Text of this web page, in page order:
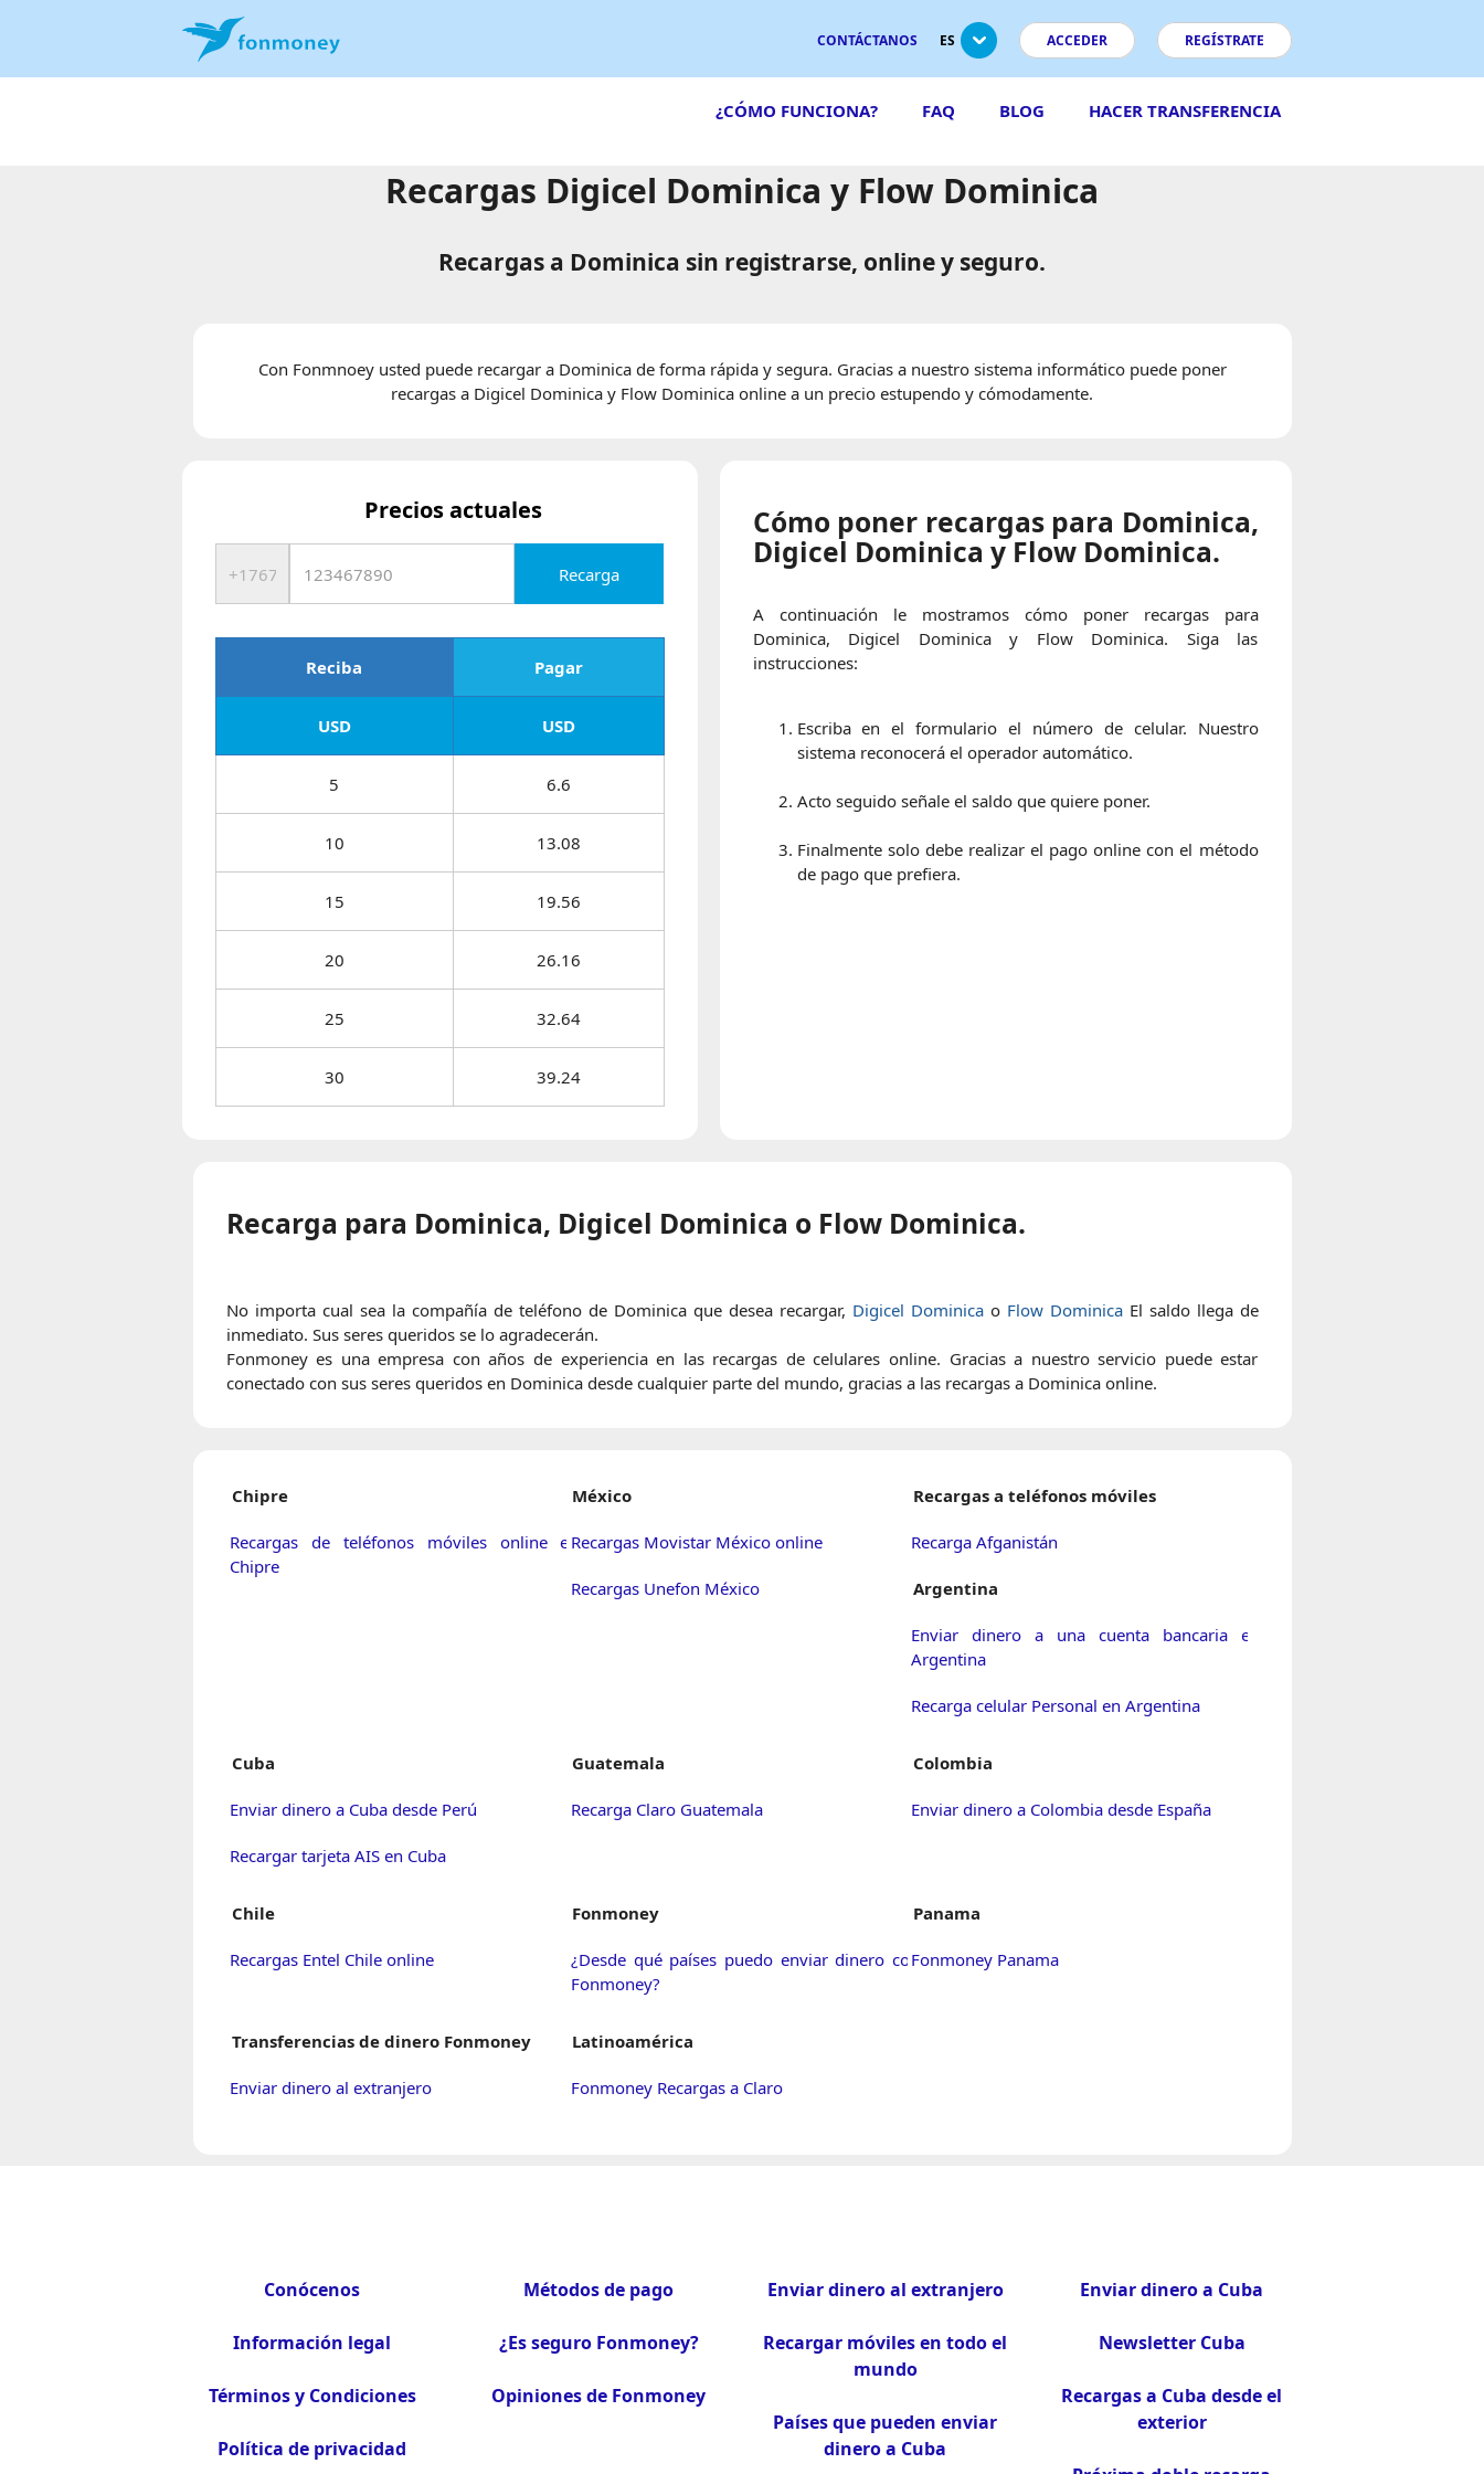
CONTÁCTANOS ES ACCEDER REGÍSTRATE
¿CÓMO FUNCIONA? FAQ BLOG HACER TRANSFERENCIA
Recargas Digicel Dominica y Flow Dominica
Recargas a Dominica sin registrarse, online y seguro.
Con Fonmnoey usted puede recargar a Dominica de forma rápida y segura. Gracias a nuestro sistema informático puede poner
recargas a Digicel Dominica y Flow Dominica online a un precio estupendo y cómodamente.
Precios actuales
Recarga
Reciba Pagar
USD USD
5 6.6
10 13.08
15 19.56
20 26.16
25 32.64
30 39.24
Cómo poner recargas para Dominica,
Digicel Dominica y Flow Dominica.
A continuación le mostramos cómo poner recargas para
Dominica, Digicel Dominica y Flow Dominica. Siga las
instrucciones:
Escriba en el formulario el número de celular. Nuestro
sistema reconocerá el operador automático.
Acto seguido señale el saldo que quiere poner.
Finalmente solo debe realizar el pago online con el método
de pago que prefiera.
Recarga para Dominica, Digicel Dominica o Flow Dominica.
No importa cual sea la compañía de teléfono de Dominica que desea recargar, Digicel Dominicao Flow DominicaEl saldo llega de
inmediato. Sus seres queridos se lo agradecerán.
Fonmoney es una empresa con años de experiencia en las recargas de celulares online. Gracias a nuestro servicio puede estar
conectado con sus seres queridos en Dominica desde cualquier parte del mundo, gracias a las recargas a Dominica online.
Chipre
Recargas de teléfonos móviles online en
Chipre
México
Recargas Movistar México online
Recargas Unefon México
Recargas a teléfonos móviles
Recarga Afganistán
Argentina
Enviar dinero a una cuenta bancaria en
Argentina
Recarga celular Personal en Argentina
Cuba
Enviar dinero a Cuba desde Perú
Recargar tarjeta AIS en Cuba
Guatemala
Recarga Claro Guatemala
Colombia
Enviar dinero a Colombia desde España
Chile
Recargas Entel Chile online
Fonmoney
¿Desde qué países puedo enviar dinero con
Fonmoney?
Panama
Fonmoney Panama
Transferencias de dinero Fonmoney
Enviar dinero al extranjero
Latinoamérica
Fonmoney Recargas a Claro
Conócenos
Información legal
Términos y Condiciones
Política de privacidad
Métodos de pago
¿Es seguro Fonmoney?
Opiniones de Fonmoney
Enviar dinero al extranjero
Recargar móviles en todo el
mundo
Países que pueden enviar
dinero a Cuba
Enviar dinero a Cuba
Newsletter Cuba
Recargas a Cuba desde el
exterior